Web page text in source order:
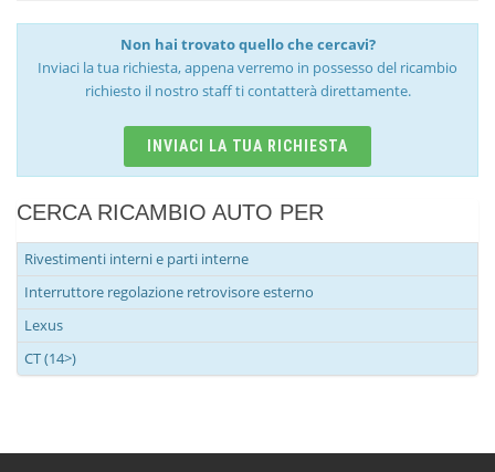
Non hai trovato quello che cercavi?
Inviaci la tua richiesta, appena verremo in possesso del ricambio
richiesto il nostro staff ti contatterà direttamente.
INVIACI LA TUA RICHIESTA
CERCA RICAMBIO AUTO PER
Rivestimenti interni e parti interne
Interruttore regolazione retrovisore esterno
Lexus
CT (14>)